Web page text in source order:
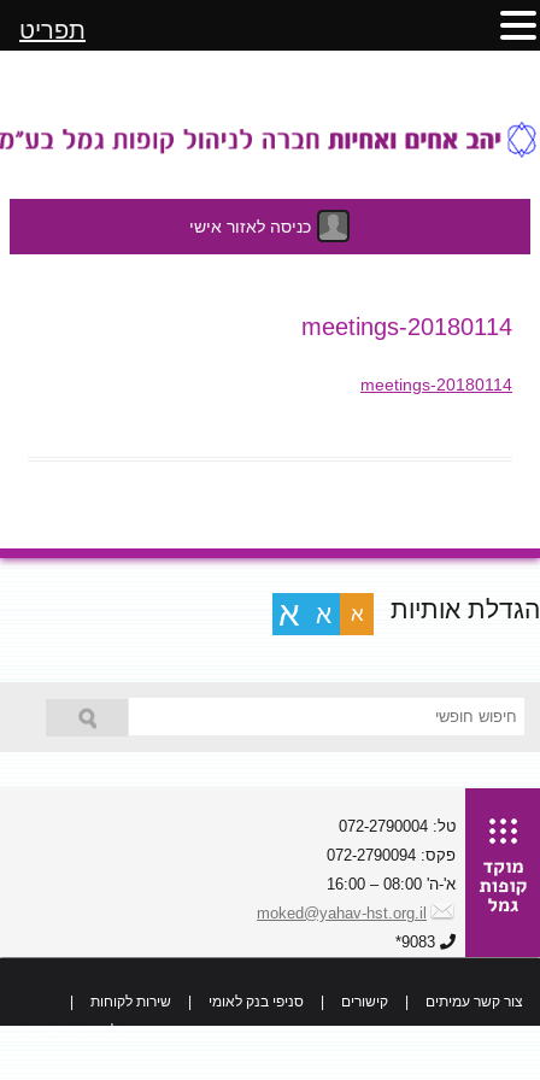
כניסה לאזור אישי
20180114-meetings
20180114-meetings
הגדלת אותיות א א א
טל: 072-2790004
פקס: 072-2790094
א'-ה' 08:00 – 16:00
moked@yahav-hst.org.il
9083*
צור קשר עמיתים קישורים סניפי בנק לאומי שירות לקוחות
כל הזכויות שמורות
תפריט